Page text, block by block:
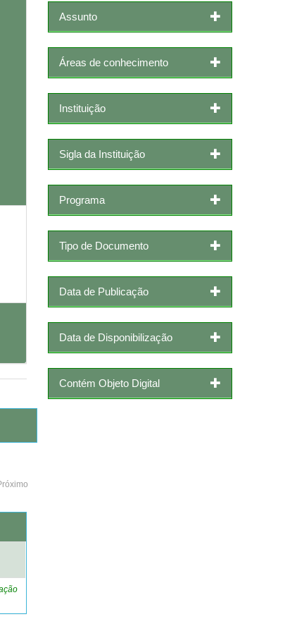
Assunto
Áreas de conhecimento
Instituição
Sigla da Instituição
Programa
Tipo de Documento
Data de Publicação
Data de Disponibilização
Contém Objeto Digital